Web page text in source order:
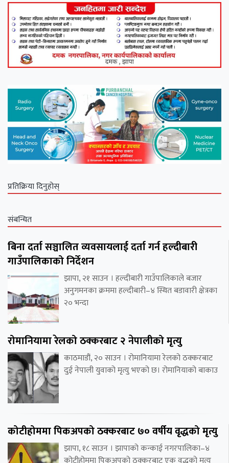
प्रतिक्रिया दिनुहोस्
संबन्धित
बिना दर्ता सञ्चालित व्यवसायलाई दर्ता गर्न हल्दीबारी
गाउँपालिकाको निर्देशन
झापा, २१ साउन । हल्दीबारी गाउँपालिकाले बजार
अनुगमनका क्रममा हल्दीबारी–४ स्थित बडावारी क्षेत्रका
२० भन्दा
रोमानियामा रेलको ठक्करबाट २ नेपालीको मृत्यु
काठमाडौं, २० साउन । रोमानियामा रेलको ठक्करबाट
दुई नेपाली युवाको मृत्यु भएको छ। रोमानियाको बाकाउ
कोटीहोममा पिकअपको ठक्करबाट ७० वर्षीय वृद्धको मृत्यु
झापा, १८ साउन । झापाको कन्काई नगरपालिका–४